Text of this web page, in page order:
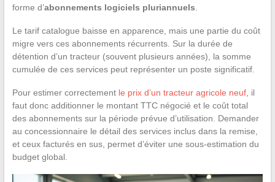
forme d’abonnements logiciels pluriannuels
Le tarif catalogue baisse en apparence, mais une partie du coût
migre vers ces abonnements récurrents. Sur la durée de
détention d’un tracteur (souvent plusieurs années), la somme
cumulée de ces services peut représenter un poste significatif.
Pour estimer correctement le prix d’un tracteur agricole neuf, il
faut donc additionner le montant TTC négocié et le coût total
des abonnements sur la période prévue d’utilisation. Demander
au concessionnaire le détail des services inclus dans la remise,
et ceux facturés en sus, permet d’éviter une sous-estimation du
budget global.